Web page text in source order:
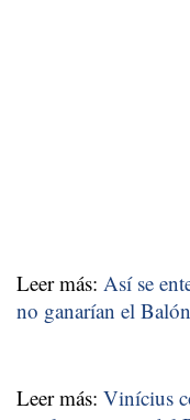
Leer más: Así se
no ganarían el
Leer más: Vinícius